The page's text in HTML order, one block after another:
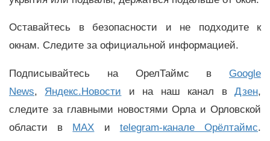
Оставайтесь в безопасности и не подходите к
окнам. Следите за официальной информацией.
Подписывайтесь на ОрелТаймс в Google
News, Яндекс.Новости и на наш канал вДзен,
следите за главными новостями Орла и Орловской
области в MAX и telegram-канале Орёлтаймс.